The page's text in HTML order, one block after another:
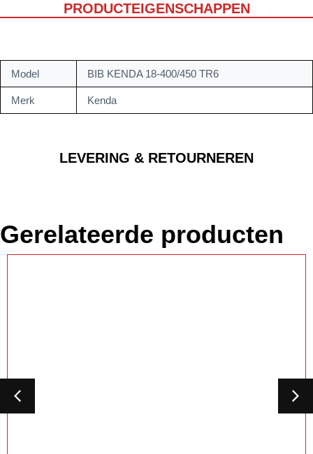
PRODUCTEIGENSCHAPPEN
LEVERING & RETOURNEREN
Model BIB KENDA 18-400/450 TR6
Merk Kenda
Gerelateerde producten